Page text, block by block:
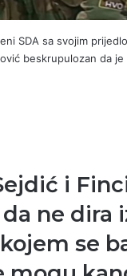
SDA sa svojim
beskrupulozan da
i
ne dira
se